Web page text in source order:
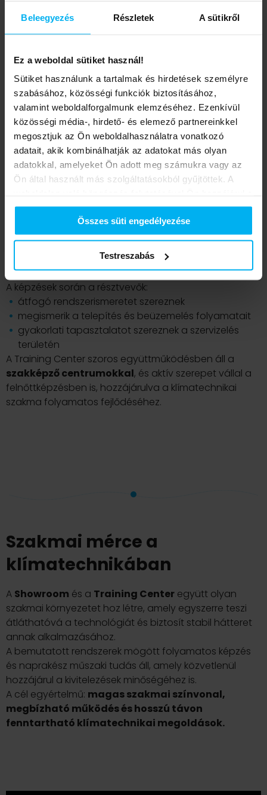
Beleegyezés Részletek A sütikről
Ez a weboldal sütiket használ!
Sütiket használunk a tartalmak és hirdetések személyre
szabásához, közösségi funkciók biztosításához,
valamint weboldalforgalmunk elemzéséhez. Ezenkívül
közösségi média-, hirdető- és elemező partnereinkkel
megosztjuk az Ön weboldalhasználatra vonatkozó
adatait, akik kombinálhatják az adatokat más olyan
adatokkal, amelyeket Ön adott meg számukra vagy az
Ön által használt más szolgáltatásokból gyűjtöttek. A
sütik használatához.
Süti információk:https://midea.hu/cookies
Összes süti engedélyezése
Testreszabás
Midea Training Center – A
szakmai háttér
Midea Training Centera klímatechnikai
Magyarországon.
Az oktatási programok évente
több ezer szakember
számára biztosítanak elméleti és gyakorlati
, a legújabb technológiákra és rendszerekre
építve.
A képzések során a résztvevők:
átfogó rendszerismeretet szereznek
megismerik a telepítés és beüzemelés folyamatait
gyakorlati tapasztalatot szereznek a szervizelés
területén
A Training Center szoros együttműködésben áll a
szakképző centrumokkal, és aktív szerepet vállal a
felnőttképzésben is, hozzájárulva a klímatechnikai
szakma folyamatos fejlődéséhez.
Szakmai mérce a
klímatechnikában
A Showroom és a Training Center együtt olyan
szakmai környezetet hoz létre, amely egyszerre teszi
átláthatóvá a technológiát és biztosít stabil hátteret
annak alkalmazásához.
A bemutatott rendszerek mögött folyamatos képzés
és naprakész műszaki tudás áll, amely közvetlenül
hozzájárul a kivitelezések minőségéhez is.
A cél egyértelmű: magas szakmai színvonal,
megbízható működés és hosszú távon
fenntartható klímatechnikai megoldások.